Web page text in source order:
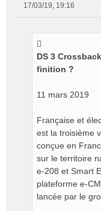
17/03/19, 19:16
DS 3
finition ?
11 mars 2019
Française et
est la troisième
conçue en
sur le territoire
e-208 et Smart
plateforme e-
lancée par le